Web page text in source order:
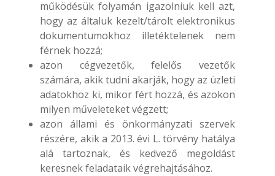
működésük folyamán igazolniuk kell azt,
hogy az általuk kezelt/tárolt elektronikus
dokumentumokhoz illetéktelenek nem
férnek hozzá;
azon cégvezetők, felelős vezetők
számára, akik tudni akarják, hogy az üzleti
adatokhoz ki, mikor fért hozzá, és azokon
milyen műveleteket végzett;
azon állami és önkormányzati szervek
részére, akik a 2013. évi L. törvény hatálya
alá tartoznak, és kedvező megoldást
keresnek feladataik végrehajtásához.